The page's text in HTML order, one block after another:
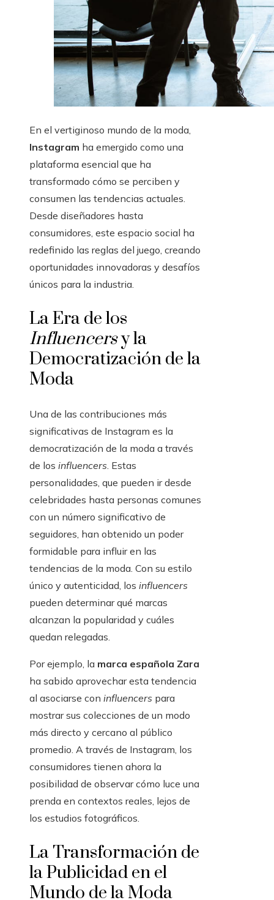
En el vertiginoso mundo de la moda,
Instagram ha emergido como una
plataforma esencial que ha
transformado cómo se perciben y
consumen las tendencias actuales.
Desde diseñadores hasta
consumidores, este espacio social ha
redefinido las reglas del juego, creando
oportunidades innovadoras y desafíos
únicos para la industria.
La Era de los
Influencersy la
Democratización de la
Moda
Una de las contribuciones más
significativas de Instagram es la
democratización de la moda a través
de los influencers. Estas
personalidades, que pueden ir desde
celebridades hasta personas comunes
con un número significativo de
seguidores, han obtenido un poder
formidable para influir en las
tendencias de la moda. Con su estilo
único y autenticidad, los influencers
pueden determinar qué marcas
alcanzan la popularidad y cuáles
quedan relegadas.
Por ejemplo, la marca española Zara
ha sabido aprovechar esta tendencia
al asociarse con influencers para
mostrar sus colecciones de un modo
más directo y cercano al público
promedio. A través de Instagram, los
consumidores tienen ahora la
posibilidad de observar cómo luce una
prenda en contextos reales, lejos de
los estudios fotográficos.
La Transformación de
la Publicidad en el
Mundo de la Moda